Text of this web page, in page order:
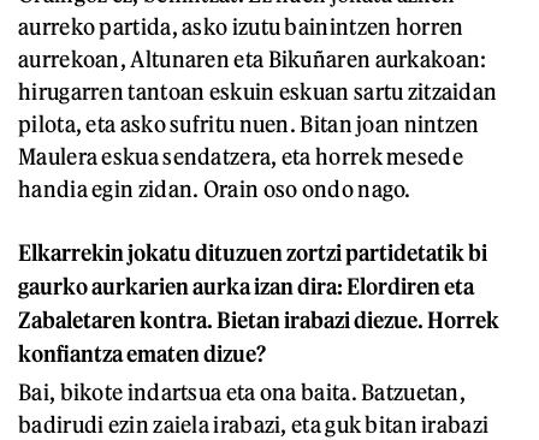
aurreko partida, asko izutu bainintzen horren
aurrekoan, Altunaren eta Bikuñaren aurkakoan:
hirugarren tantoan eskuin eskuan sartu zitzaidan
pilota, eta asko sufritu nuen. Bitan joan nintzen
Maulera eskua sendatzera, eta horrek mesede
handia egin zidan. Orain oso ondo nago.
Elkarrekin jokatu dituzuen zortzi partidetatik bi
gaurko aurkarien aurka izan dira: Elordiren eta
Zabaletaren kontra. Bietan irabazi diezue. Horrek
konfiantza ematen dizue?
Bai, bikote indartsua eta ona baita. Batzuetan,
badirudi ezin zaiela irabazi, eta guk bitan irabazi